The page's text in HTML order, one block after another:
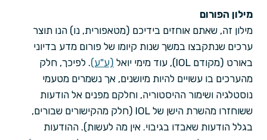
מילון הפורום
מילון זה, שאתם אוחזים בידיכם (מטאפורית, נו) הנו תוצר
ערכים שנתקבצו במשך שנות קיומו של פורום מדע בדיוני
באורט (מקודם IOL), עוד מימי יואל
(ע"ע). לפיכך, חלק
מהערכים בו עשויים להיות מיושנים, אך נשמרים מטעמי
נוסטלגיה ושימור ההיסטוריה, וחלקם מפנים אל הודעות
ששוחזרו מהשרת הישן של IOL (חלק מהקישורים שבורים,
בגלל הודעות שאבדו בגיבוי. אין מה לעשות). ההודעות